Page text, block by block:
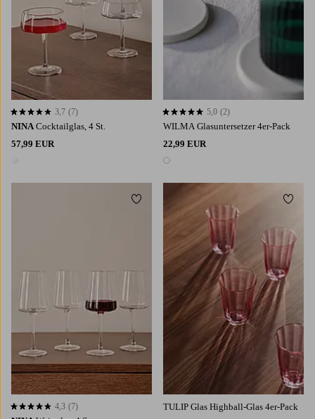
NINA Cocktailglas, 4 St.
57,99 EUR
3,7 basierend auf 7 Bewertungen
3,7 (7)
WILMA Glasuntersetzer 4er-Pack
22,99 EUR
1 Farbe
5,0 basierend auf 2 Bewertungen
5,0 (2)
4,3 basierend auf 7 Bewertungen
4,3 (7)
Zu Favoriten hinzufügen
TULIP Glas Highball-Glas 4er-Pack
Zu